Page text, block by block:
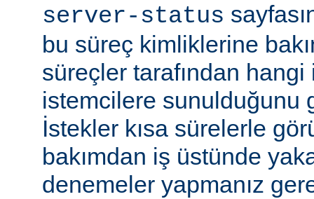
server-status
bu süreç kimliklerine
süreçler tarafından
istemcilere sunulduğunu
İstekler kısa sürelerle
bakımdan iş üstünde
denemeler yapmanız